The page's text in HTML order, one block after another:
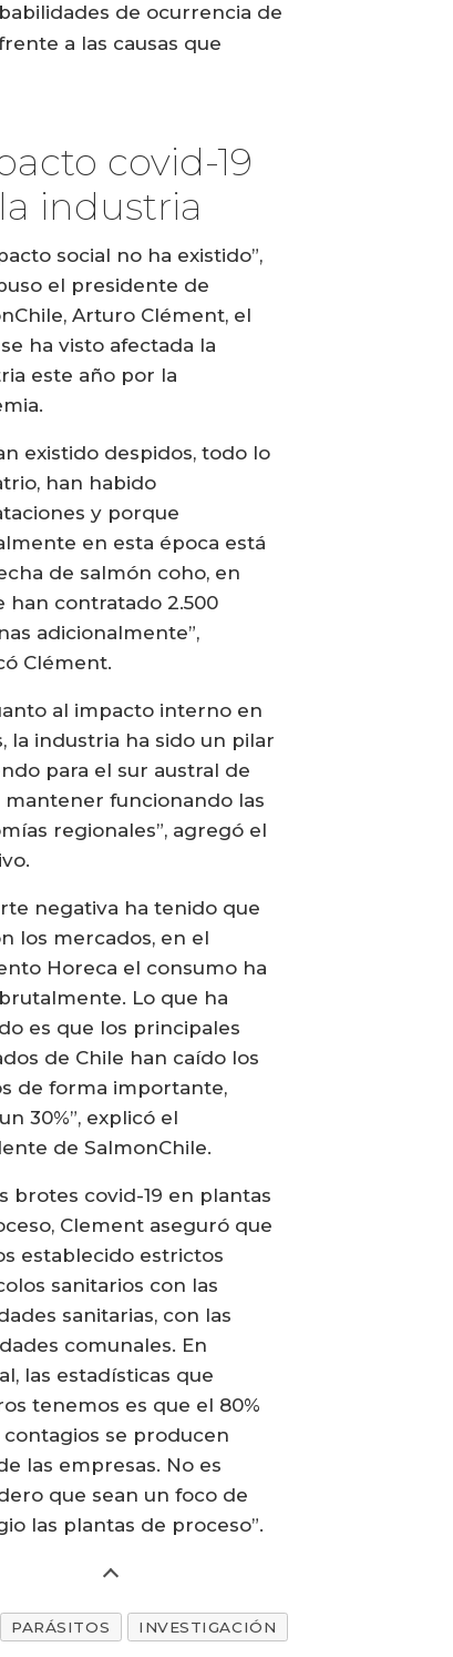
de ocurrencia de
a las causas que
covid-19
industria
social no ha existido”,
el presidente de
Arturo Clément, el
ha visto afectada la
este año por la
existido despidos, todo lo
han habido
y porque
en esta época está
de salmón coho, en
han contratado 2.500
adicionalmente”,
Clément.
al impacto interno en
la industria ha sido un pilar
para el sur austral de
mantener funcionando las
regionales”, agregó el
negativa ha tenido que
los mercados, en el
Horeca el consumo ha
Lo que ha
es que los principales
de Chile han caído los
de forma importante,
30%”, explicó el
de SalmonChile.
brotes covid-19 en plantas
Clement aseguró que
establecido estrictos
sanitarios con las
sanitarias, con las
comunales. En
las estadísticas que
tenemos es que el 80%
contagios se producen
las empresas. No es
que sean un foco de
las plantas de proceso”.
PARÁSITOS
INVESTIGACIÓN